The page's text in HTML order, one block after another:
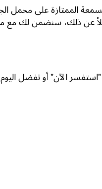
الممتازة على محمل
عن ذلك، سنضمن لك مع
الآن" أو تفضل